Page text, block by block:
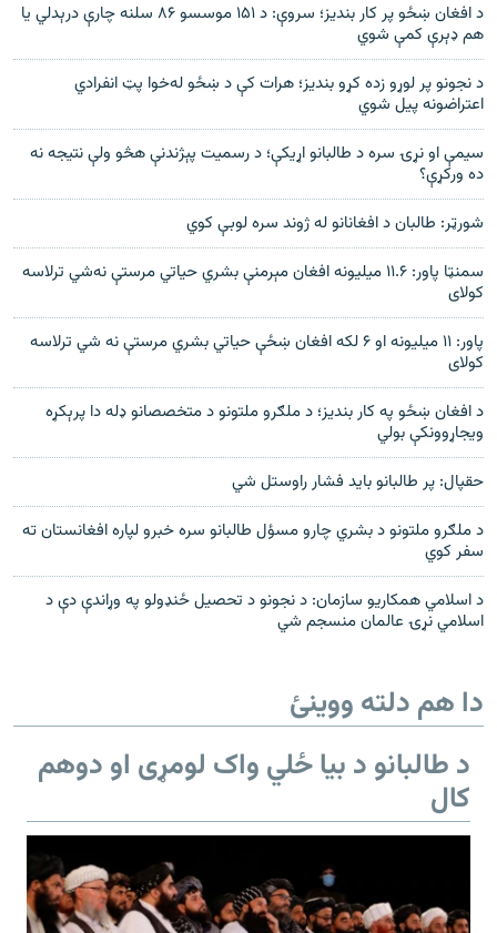
د افغان ښځو پر کار بندیز؛ سروې: د ۱۵۱ موسسو ۸۶ سلنه چارې درېدلي یا
هم ډېرې کمې شوي
د نجونو پر لوړو زده کړو بندیز؛ هرات کې د ښځو له‌خوا پټ انفرادي
اعتراضونه پیل شوي
سیمې او نړۍ سره د طالبانو اړیکې؛ د رسمیت پېژندنې هڅو ولې نتیجه نه
ده ورکړې؟
شورټر: طالبان د افغانانو له ژوند سره لوبې کوي
سمنټا پاور: ۱۱.۶ میلیونه افغان مېرمنې بشري حیاتي مرستې نه‌شي ترلاسه
کولای
پاور: ۱۱ میلیونه او ۶ لکه افغان ښځې حیاتي بشري مرستې نه شي ترلاسه
کولای
د افغان ښځو په کار بندیز؛ د ملګرو ملتونو د متخصصانو ډله دا پرېکړه
ویجاړوونکې بولي
حقپال: پر طالبانو بايد فشار راوستل شي
د ملګرو ملتونو د بشري چارو مسؤل طالبانو سره خبرو لپاره افغانستان ته
سفر کوي
د اسلامي همکاريو سازمان: د نجونو د تحصيل ځنډولو په وړاندې دې د
اسلامي نړۍ عالمان منسجم شي
دا هم دلته ووینئ
د طالبانو د بیا ځلي واک لومړی او دوهم
کال